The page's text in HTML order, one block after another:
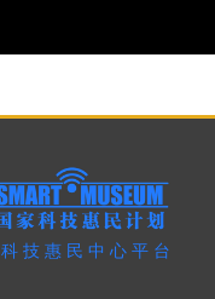
科技惠民中心平台